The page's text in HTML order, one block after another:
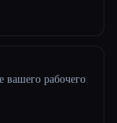
рабочего